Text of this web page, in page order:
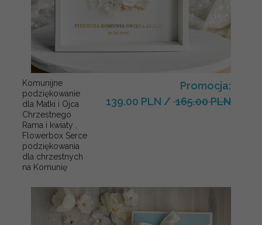
Komunijne
podziękowanie
dla Matki i Ojca
Chrzestnego
Rama i kwiaty ,
Flowerbox Serce
podziękowania
dla chrzestnych
na Komunię
Promocja:
139.00 PLN / 165.00 PLN